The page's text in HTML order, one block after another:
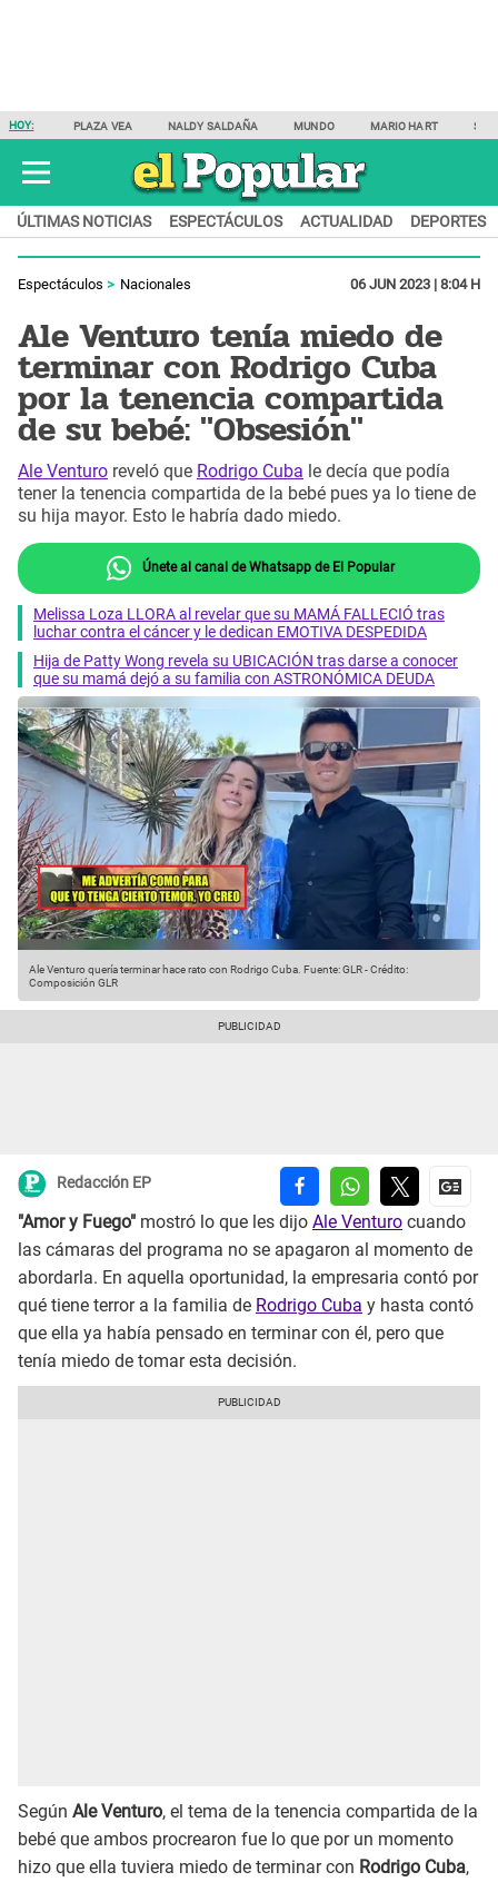
HOY: PLAZA VEA NALDY SALDAÑA MUNDO MARIO HART
ÚLTIMAS NOTICIAS ESPECTÁCULOS ACTUALIDAD DEPORTES
Espectáculos Nacionales 06 JUN 2023 | 8:04 H
Ale Venturo tenía miedo de
terminar con Rodrigo Cuba
por la tenencia compartida
de su bebé: "Obsesión"
Ale Venturo reveló que Rodrigo Cuba le decía que podía
tener la tenencia compartida de la bebé pues ya lo tiene de
su hija mayor. Esto le habría dado miedo.
Únete al canal de Whatsapp de El Popular
Melissa Loza LLORA al revelar que su MAMÁ FALLECIÓ tras
luchar contra el cáncer y le dedican EMOTIVA DESPEDIDA
Hija de Patty Wong revela su UBICACIÓN tras darse a conocer
que su mamá dejó a su familia con ASTRONÓMICA DEUDA
Ale Venturo quería terminar hace rato con Rodrigo Cuba. Fuente: GLR-Crédito:
Composición GLR
Redacción EP
"Amor y Fuego" mostró lo que les dijo Ale Venturo cuando
las cámaras del programa no se apagaron al momento de
abordarla. En aquella oportunidad, la empresaria contó por
qué tiene terror a la familia de Rodrigo Cuba y hasta contó
que ella ya había pensado en terminar con él, pero que
tenía miedo de tomar esta decisión.
Según Ale Venturo, el tema de la tenencia compartida de la
bebé que ambos procrearon fue lo que por un momento
hizo que ella tuviera miedo de terminar con Rodrigo Cuba,